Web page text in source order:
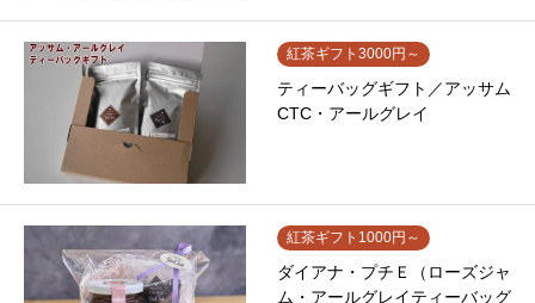
紅茶ギフト3000円～
ティーバッグギフト／アッサム
CTC・アールグレイ
紅茶ギフト1000円～
ダイアナ・プチＥ（ローズジャ
ム・アールグレイティーバッグ